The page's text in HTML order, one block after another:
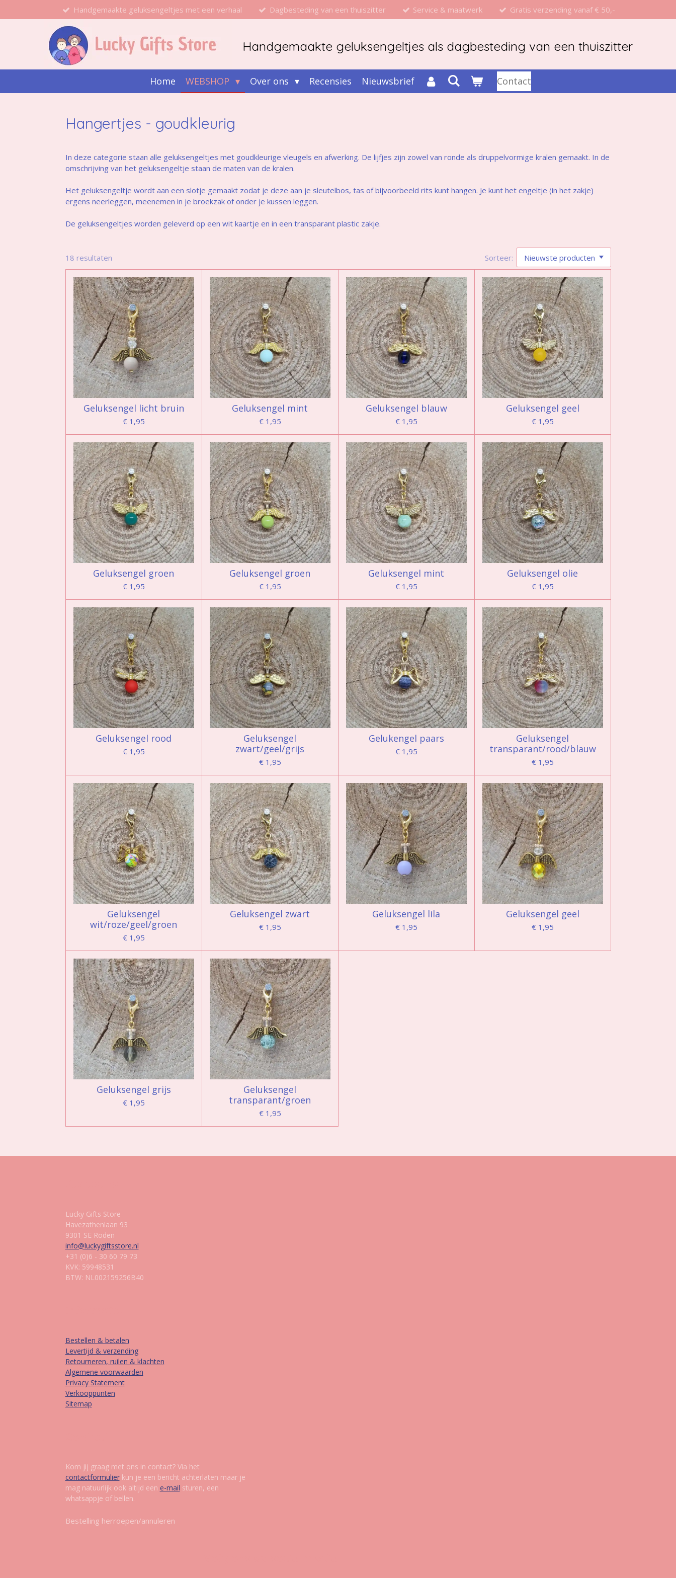
direct
hoofdinhoud
Handgemaakte geluksengeltjes met een verhaal Dagbesteding van een thuiszitter Service & maatwerk Gratis verzending vanaf € 50,-
Handgemaakte geluksengeltjes als dagbesteding van een thuiszitter
Home WEBSHOP Over ons Recensies Nieuwsbrief Contact
Hangertjes - goudkleurig
In deze categorie staan alle geluksengeltjes met goudkleurige vleugels en afwerking. De lijfjes zijn zowel van ronde als druppelvormige kralen gemaakt. In de
omschrijving van het geluksengeltje staan de maten van de kralen.
Het geluksengeltje wordt aan een slotje gemaakt zodat je deze aan je sleutelbos, tas of bijvoorbeeld rits kunt hangen. Je kunt het engeltje (in het zakje)
ergens neerleggen, meenemen in je broekzak of onder je kussen leggen.
De geluksengeltjes worden geleverd op een wit kaartje en in een transparant plastic zakje.
18 resultaten Sorteer:
Geluksengel licht bruin
€ 1,95
Geluksengel mint
€ 1,95
Geluksengel blauw
€ 1,95
Geluksengel geel
€ 1,95
Geluksengel groen
€ 1,95
Geluksengel groen
€ 1,95
Geluksengel mint
€ 1,95
Geluksengel olie
€ 1,95
Geluksengel rood
€ 1,95
Geluksengel
zwart/geel/grijs
€ 1,95
Gelukengel paars
€ 1,95
Geluksengel
transparant/rood/blauw
€ 1,95
Geluksengel
wit/roze/geel/groen
€ 1,95
Geluksengel zwart
€ 1,95
Geluksengel lila
€ 1,95
Geluksengel geel
€ 1,95
Geluksengel grijs
€ 1,95
Geluksengel
transparant/groen
€ 1,95
Lucky Gifts Store
Havezathenlaan 93
9301 SE Roden
info@luckygiftsstore.nl
+31 (0)6 - 30 60 79 73
KVK: 59948531
BTW: NL002159256B40
Bestellen & betalen
Levertijd & verzending
Retourneren, ruilen & klachten
Algemene voorwaarden
Privacy Statement
Verkooppunten
Sitemap
Kom jij graag met ons in contact? Via het
contactformulierkun je een bericht achterlaten maar je
mag natuurlijk ook altijd een e-mail sturen, een
whatsappje of bellen.
Bestelling herroepen/annuleren